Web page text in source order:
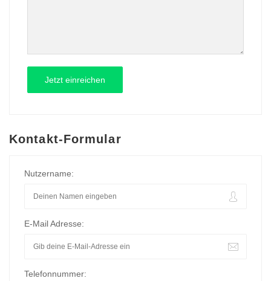
Kontakt-Formular
Nutzername:
E-Mail Adresse:
Telefonnummer: